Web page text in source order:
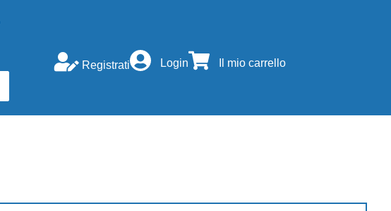
Registrati Login Il mio carrello